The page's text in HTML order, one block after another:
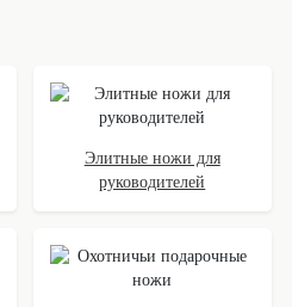
Элитные ножи для
руководителей